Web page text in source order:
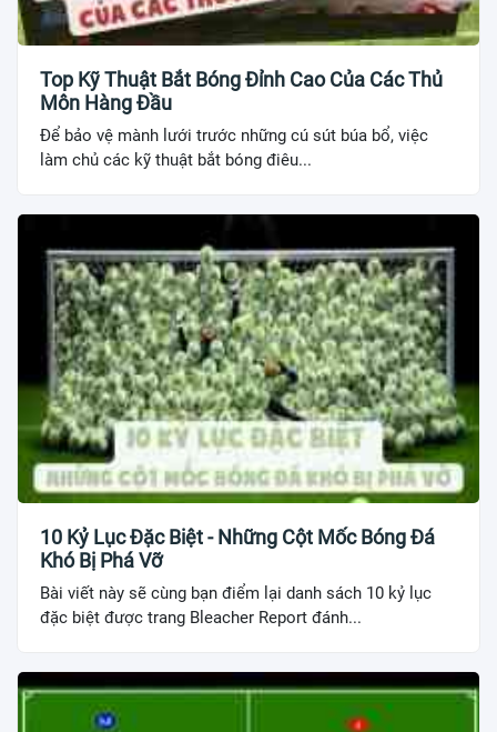
Top Kỹ Thuật Bắt Bóng Đỉnh Cao Của Các Thủ
Môn Hàng Đầu
Để bảo vệ mành lưới trước những cú sút búa bổ, việc
làm chủ các kỹ thuật bắt bóng điêu...
10 Kỷ Lục Đặc Biệt - Những Cột Mốc Bóng Đá
Khó Bị Phá Vỡ
Bài viết này sẽ cùng bạn điểm lại danh sách 10 kỷ lục
đặc biệt được trang Bleacher Report đánh...